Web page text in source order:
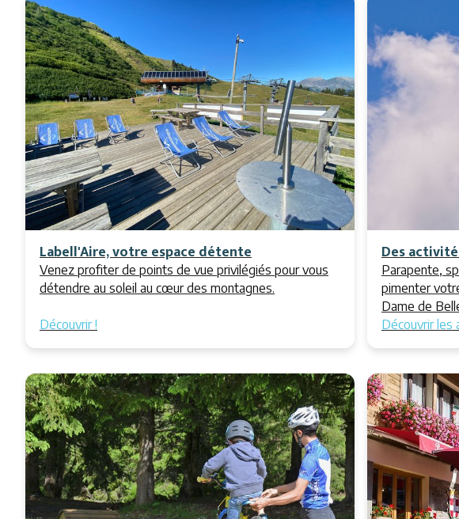
Labell'Aire, votre espace détente
Venez profiter de points de vue privilégiés pour vous
détendre au soleil au cœur des montagnes.
Découvrir !
Des
Parapente,
pimenter
Dame de
Découvrir les